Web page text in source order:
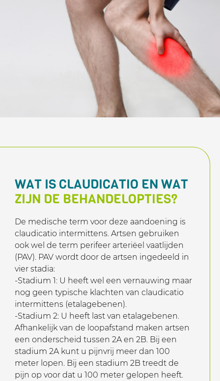
WAT IS CLAUDICATIO EN WAT
ZIJN DE BEHANDELOPTIES?
De medische term voor deze aandoening is
claudicatio intermittens. Artsen gebruiken
ook wel de term perifeer arteriëel vaatlijden
(PAV). PAV wordt door de artsen ingedeeld in
vier stadia:
-Stadium 1: U heeft wel een vernauwing maar
nog geen typische klachten van claudicatio
intermittens (etalagebenen).
-Stadium 2: U heeft last van etalagebenen.
Afhankelijk van de loopafstand maken artsen
een onderscheid tussen 2A en 2B. Bij een
stadium 2A kunt u pijnvrij meer dan 100
meter lopen. Bij een stadium 2B treedt de
pijn op voor dat u 100 meter gelopen heeft.